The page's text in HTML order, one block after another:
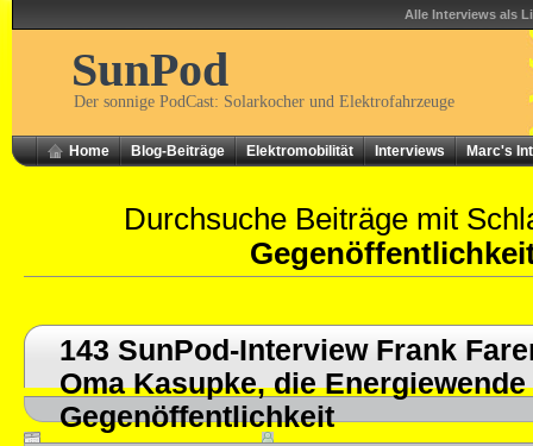
Alle Interviews als
SunPod
Der sonnige PodCast: Solarkocher und Elektrofahrzeuge
Home Blog-Beiträge Elektromobilität Interviews Marc's
Durchsuche Beiträge mit
143 SunPod-Interview Frank
Oma Kasupke, die
Gegenöffentlichkeit